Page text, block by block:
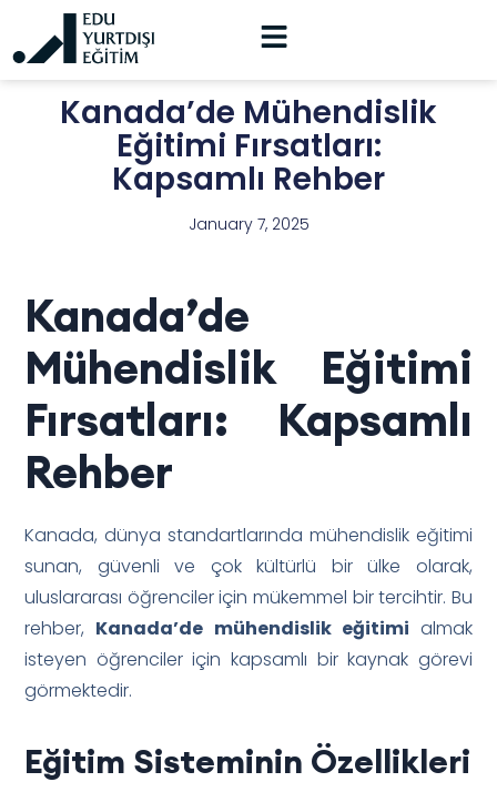
Kanada’de Mühendislik
Eğitimi Fırsatları:
Kapsamlı Rehber
January 7, 2025
Kanada’de
Mühendislik Eğitimi
Fırsatları: Kapsamlı
Rehber
Kanada, dünya standartlarında mühendislik eğitimi
sunan, güvenli ve çok kültürlü bir ülke olarak,
uluslararası öğrenciler için mükemmel bir tercihtir. Bu
rehber, Kanada’de mühendislik eğitimi almak
isteyen öğrenciler için kapsamlı bir kaynak görevi
görmektedir.
Eğitim Sisteminin Özellikleri